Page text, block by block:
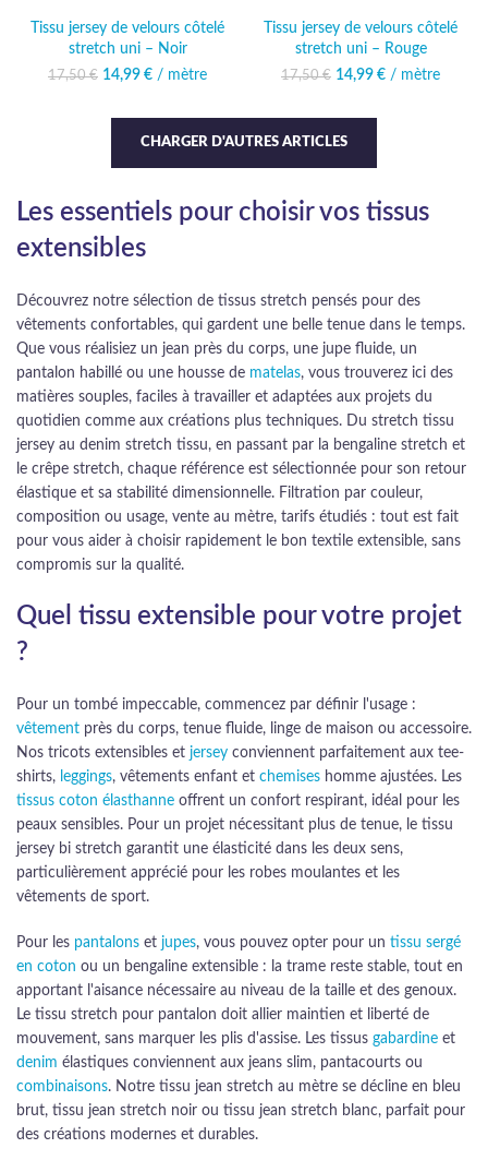
Tissu jersey de velours côtelé
stretch uni – Noir
17,50€
Le prix initial était :
14,99 €
Le prix
14,99 €.
/ mètre
Tissu jersey de velours côtelé
stretch uni – Rouge
17,50€
Le prix initial était :
14,99 €
Le prix
/ mètre
CHARGER D'AUTRES ARTICLES
Les essentiels pour choisir vos tissus
extensibles
Découvrez notre sélection de tissus stretch pensés pour des
vêtements confortables, qui gardent une belle tenue dans le temps.
Que vous réalisiez un jean près du corps, une jupe fluide, un
pantalon habillé ou une housse de matelas, vous trouverez ici des
matières souples, faciles à travailler et adaptées aux projets du
quotidien comme aux créations plus techniques. Du stretch tissu
jersey au denim stretch tissu, en passant par la bengaline stretch et
le crêpe stretch, chaque référence est sélectionnée pour son retour
élastique et sa stabilité dimensionnelle. Filtration par couleur,
composition ou usage, vente au mètre, tarifs étudiés : tout est fait
pour vous aider à choisir rapidement le bon textile extensible, sans
compromis sur la qualité.
Quel tissu extensible pour votre projet
?
Pour un tombé impeccable, commencez par définir l'usage :
vêtement près du corps, tenue fluide, linge de maison ou accessoire.
Nos tricots extensibles et jersey conviennent parfaitement aux tee-
shirts, leggings, vêtements enfant et chemises homme ajustées. Les
tissus coton élasthanne offrent un confort respirant, idéal pour les
peaux sensibles. Pour un projet nécessitant plus de tenue, le tissu
jersey bi stretch garantit une élasticité dans les deux sens,
particulièrement apprécié pour les robes moulantes et les
vêtements de sport.
Pour les pantalons et jupes, vous pouvez opter pour un tissu sergé
en coton ou un bengaline extensible : la trame reste stable, tout en
apportant l'aisance nécessaire au niveau de la taille et des genoux.
Le tissu stretch pour pantalon doit allier maintien et liberté de
mouvement, sans marquer les plis d'assise. Les tissus gabardine et
denim élastiques conviennent aux jeans slim, pantacourts ou
combinaisons. Notre tissu jean stretch au mètre se décline en bleu
brut, tissu jean stretch noir ou tissu jean stretch blanc, parfait pour
des créations modernes et durables.